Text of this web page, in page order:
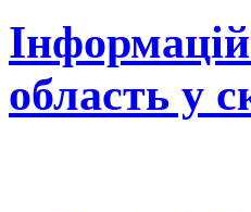
область у